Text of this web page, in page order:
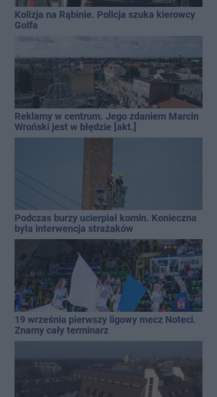
Kolizja na Rąbinie. Policja szuka kierowcy
Golfa
Reklamy w centrum. Jego zdaniem Marcin
Wroński jest w błędzie [akt.]
Podczas burzy ucierpiał komin. Konieczna
była interwencja strażaków
19 września pierwszy ligowy mecz Noteci.
Znamy cały terminarz